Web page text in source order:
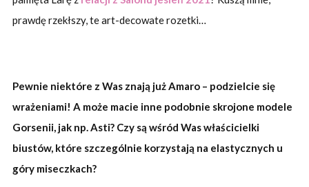
prawdę rzekłszy, te art-decowate rozetki…
Pewnie niektóre z Was znają już Amaro – podzielcie się
wrażeniami! A może macie inne podobnie skrojone modele
Gorsenii, jak np. Asti? Czy są wśród Was właścicielki
biustów, które szczególnie korzystają na elastycznych u
góry miseczkach?